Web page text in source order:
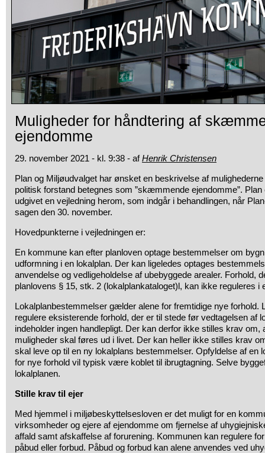
Muligheder for håndtering af
ejendomme
29. november 2021 - kl. 9:38 - afHenrik Christensen
Plan og Miljøudvalget har ønsket en beskrivelse af
politisk forstand betegnes som ”skæmmende ejendomme”.
udgivet en vejledning herom, som indgår i behandlingen, når
sagen den 30. november.
Hovedpunkterne i vejledningen er:
En kommune kan efter planloven optage bestemmelser om
udformning i en lokalplan. Der kan ligeledes optages
anvendelse og vedligeholdelse af ubebyggede arealer. Forhold,
planlovens § 15, stk. 2 (lokalplankataloget)l, kan ikke reguleres i
Lokalplanbestemmelser gælder alene for fremtidige nye forhold.
regulere eksisterende forhold, der er til stede før vedtagelsen af
indeholder ingen handlepligt. Der kan derfor ikke stilles krav om,
muligheder skal føres ud i livet. Der kan heller ikke stilles krav
skal leve op til en ny lokalplans bestemmelser. Opfyldelse af en
for nye forhold vil typisk være koblet til ibrugtagning. Selve
lokalplanen.
Stille krav til ejer
Med hjemmel i miljøbeskyttelsesloven er det muligt for en
virksomheder og ejere af ejendomme om fjernelse af
affald samt afskaffelse af forurening. Kommunen kan regulere
påbud eller forbud. Påbud og forbud kan alene anvendes ved